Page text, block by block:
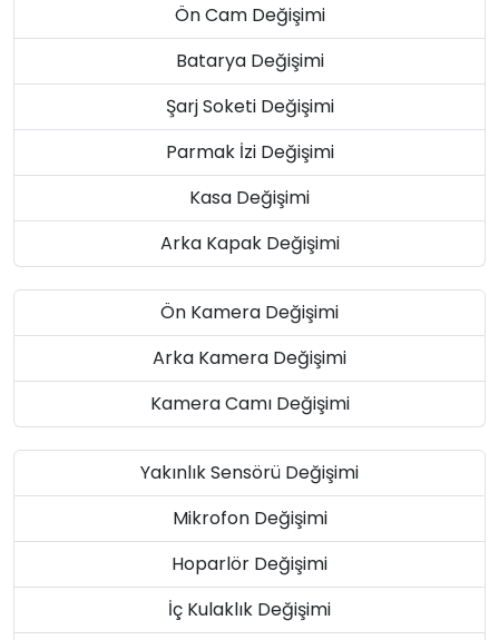
Ön Cam Değişimi
Batarya Değişimi
Şarj Soketi Değişimi
Parmak İzi Değişimi
Kasa Değişimi
Arka Kapak Değişimi
Ön Kamera Değişimi
Arka Kamera Değişimi
Kamera Camı Değişimi
Yakınlık Sensörü Değişimi
Mikrofon Değişimi
Hoparlör Değişimi
İç Kulaklık Değişimi